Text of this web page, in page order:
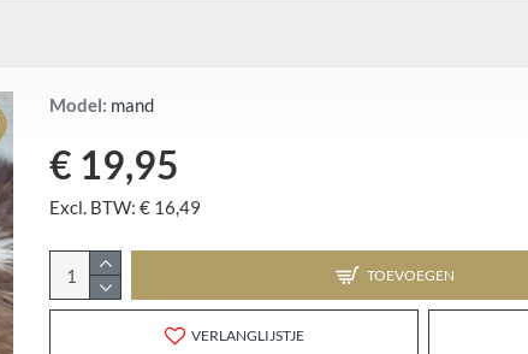
Model: mand
€ 19,95
Excl. BTW: € 16,49
TOEVOEGEN
VERLANGLIJSTJE